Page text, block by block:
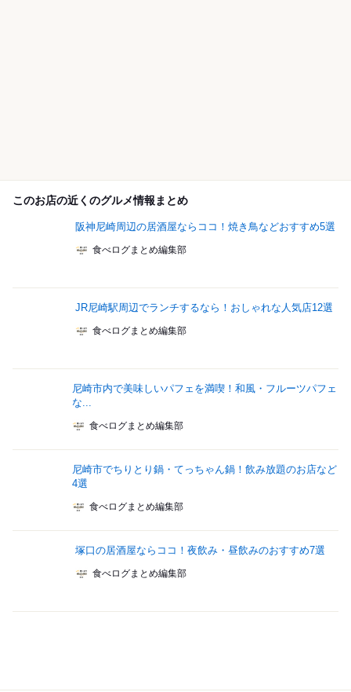
このお店の近くのグルメ情報まとめ
阪神尼崎周辺の居酒屋ならココ！焼き鳥などおすすめ5選
食べログまとめ編集部
JR尼崎駅周辺でランチするなら！おしゃれな人気店12選
食べログまとめ編集部
尼崎市内で美味しいパフェを満喫！和風・フルーツパフェ
な...
食べログまとめ編集部
尼崎市でちりとり鍋・てっちゃん鍋！飲み放題のお店など
4選
食べログまとめ編集部
塚口の居酒屋ならココ！夜飲み・昼飲みのおすすめ7選
食べログまとめ編集部